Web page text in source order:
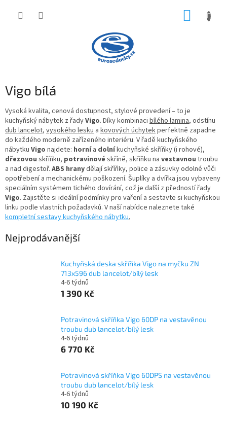
Vigo bílá
Vysoká kvalita, cenová dostupnost, stylové provedení – to je
kuchyňský nábytek z řadyVigo. Díky kombinaci bílého lamina, odstínu
dub lancelot, vysokého lesku a kovových úchytekperfektně zapadne
do každého moderně zařízeného interiéru. V řadě kuchyňského
nábytku Vigo najdete: hornía dolníkuchyňské skříňky (i rohové),
dřezovou skříňku, potravinové skříně, skříňku na vestavnou troubu
a nad digestoř. ABS hranydělají skříňky, police a zásuvky odolné vůči
opotřebení a mechanickému poškození. Šuplíky a dvířka jsou vybaveny
speciálním systémem tichého dovírání, což je další z předností řady
Vigo. Zajistěte si ideální podmínky pro vaření a sestavte si kuchyňskou
linku podle vlastních požadavků. V naší nabídce naleznete také
kompletní sestavy kuchyňského nábytku.
Nejprodávanější
Kuchyňská deska skříňka Vigo na myčku ZN
713x596 dub lancelot/bílý lesk
4-6 týdnů
1 390 Kč
Potravinová skříňka Vigo 60DP na vestavěnou
troubu dub lancelot/bílý lesk
4-6 týdnů
6 770 Kč
Potravinová skříňka Vigo 60DPS na vestavěnou
troubu dub lancelot/bílý lesk
4-6 týdnů
10 190 Kč